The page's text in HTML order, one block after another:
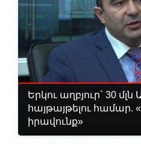
Երկու աղբյուր` 30
հայթայթելու համար.
իրավունք»